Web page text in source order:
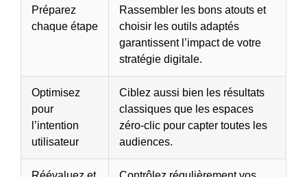
Préparez
chaque étape
Rassembler les bons atouts et
choisir les outils adaptés
garantissent l’impact de votre
stratégie digitale.
Optimisez
pour
l’intention
utilisateur
Ciblez aussi bien les résultats
classiques que les espaces
zéro-clic pour capter toutes les
audiences.